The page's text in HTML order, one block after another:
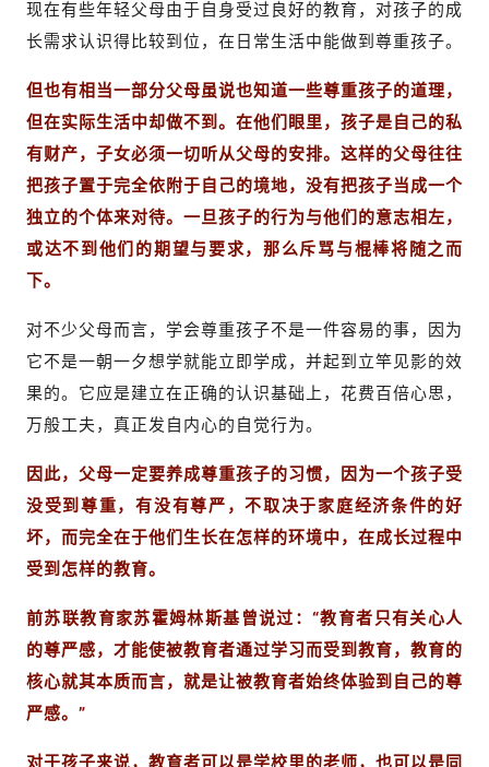
现在有些年轻父母由于自身受过良好的教育，对孩子的成
长需求认识得比较到位，在日常生活中能做到尊重孩子。
但也有相当一部分父母虽说也知道一些尊重孩子的道理，
但在实际生活中却做不到。在他们眼里，孩子是自己的私
有财产，子女必须一切听从父母的安排。这样的父母往往
把孩子置于完全依附于自己的境地，没有把孩子当成一个
独立的个体来对待。一旦孩子的行为与他们的意志相左，
或达不到他们的期望与要求，那么斥骂与棍棒将随之而
下。
对不少父母而言，学会尊重孩子不是一件容易的事，因为
它不是一朝一夕想学就能立即学成，并起到立竿见影的效
果的。它应是建立在正确的认识基础上，花费百倍心思，
万般工夫，真正发自内心的自觉行为。
因此，父母一定要养成尊重孩子的习惯，因为一个孩子受
没受到尊重，有没有尊严，不取决于家庭经济条件的好
坏，而完全在于他们生长在怎样的环境中，在成长过程中
受到怎样的教育。
前苏联教育家苏霍姆林斯基曾说过：“教育者只有关心人
的尊严感，才能使被教育者通过学习而受到教育，教育的
核心就其本质而言，就是让被教育者始终体验到自己的尊
严感。”
对于孩子来说，教育者可以是学校里的老师，也可以是同